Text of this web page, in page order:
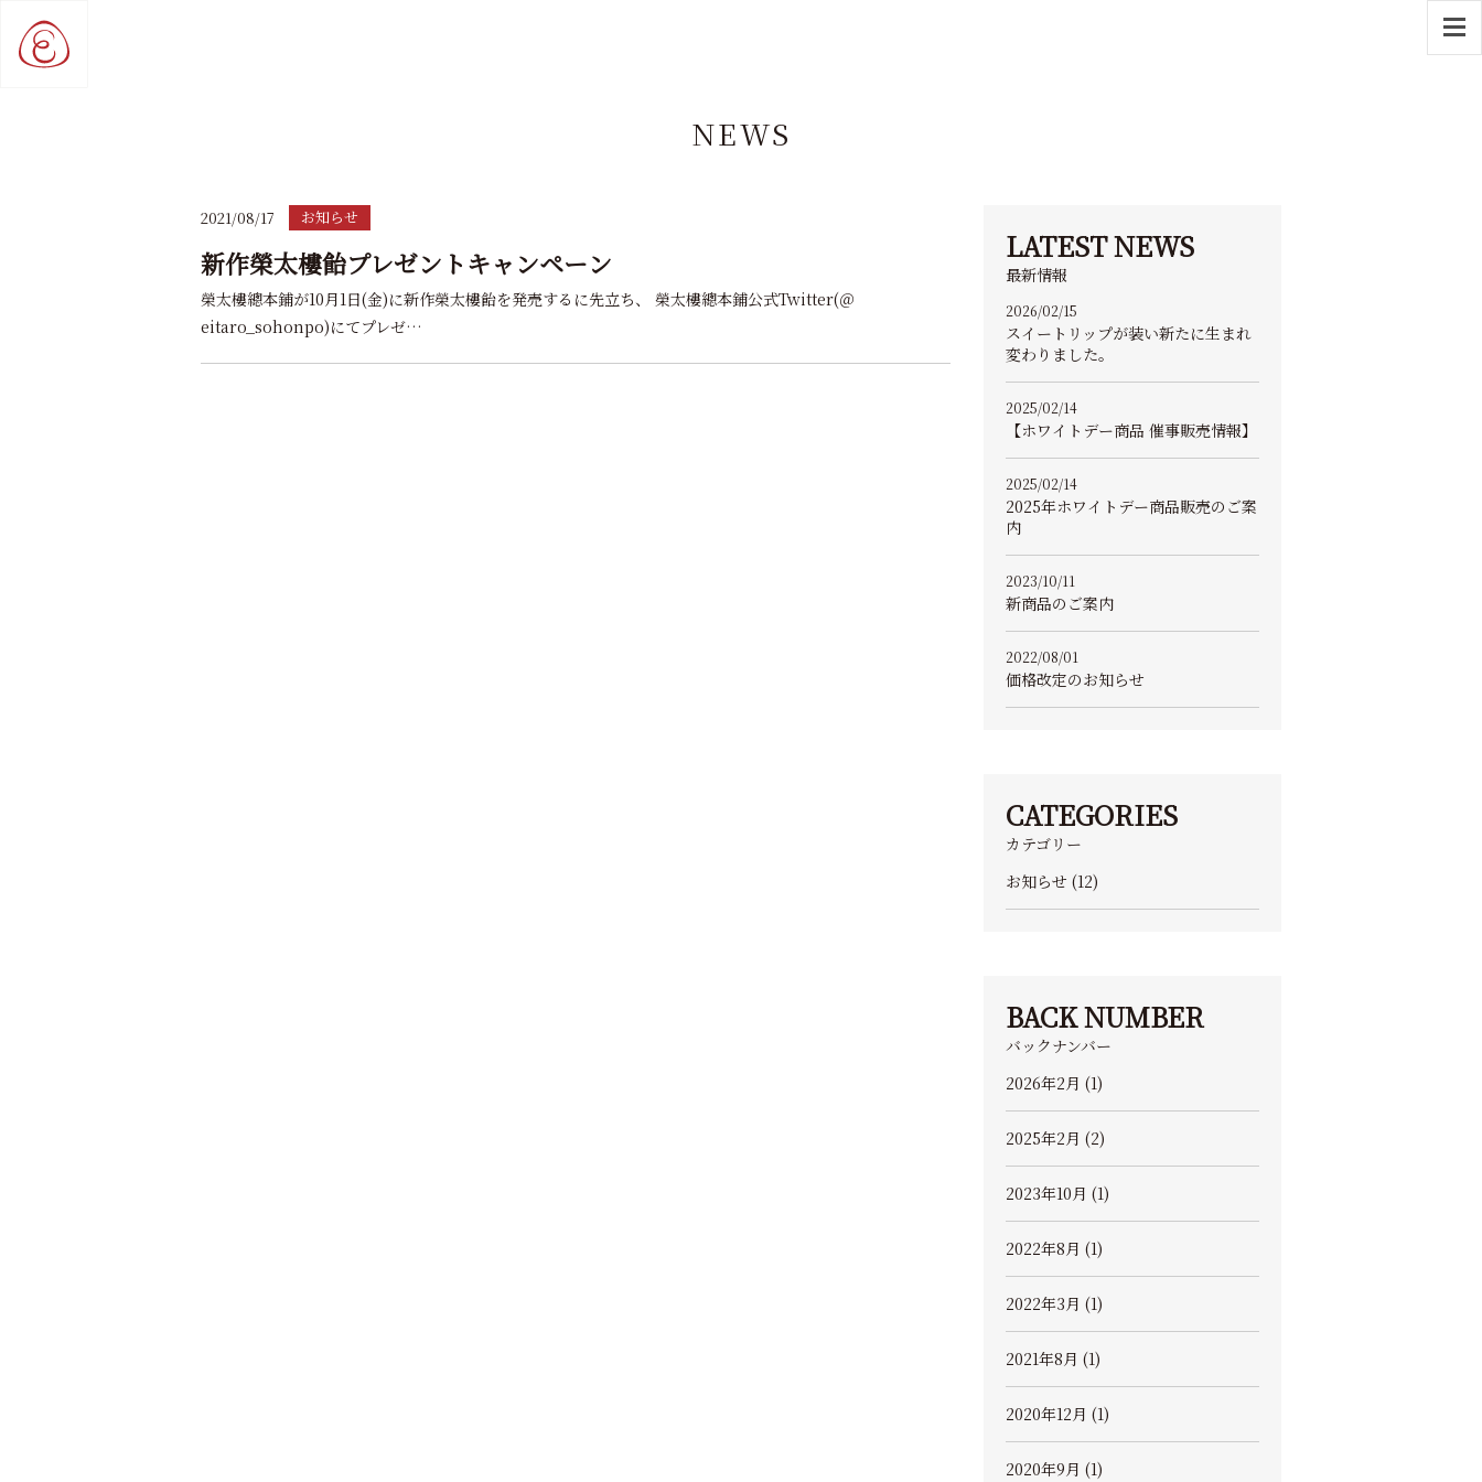
NEWS
2021/08/17 お知らせ
新作榮太樓飴プレゼントキャンペーン
榮太樓總本鋪が10月1日(金)に新作榮太樓飴を発売するに先立ち、 榮太樓總本鋪公式Twitter(＠
eitaro_sohonpo)にてプレゼ…
LATEST NEWS
最新情報
2026/02/15
スイートリップが装い新たに生まれ
変わりました。
2025/02/14
【ホワイトデー商品 催事販売情報】
2025/02/14
2025年ホワイトデー商品販売のご案
内
2023/10/11
新商品のご案内
2022/08/01
価格改定のお知らせ
CATEGORIES
カテゴリー
お知らせ (12)
BACK NUMBER
バックナンバー
2026年2月 (1)
2025年2月 (2)
2023年10月 (1)
2022年8月 (1)
2022年3月 (1)
2021年8月 (1)
2020年12月 (1)
2020年9月 (1)